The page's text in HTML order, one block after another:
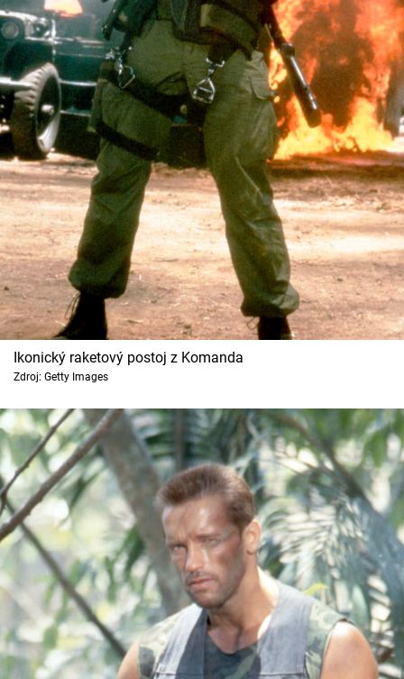
Ikonický raketový postoj z Komanda
Zdroj: Getty Images